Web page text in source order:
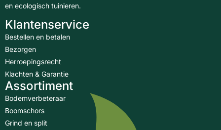
en ecologisch tuinieren.
Klantenservice
Bestellen en betalen
Bezorgen
Herroepingsrecht
Klachten & Garantie
Assortiment
Bodemverbeteraar
Boomschors
Grind en split